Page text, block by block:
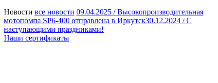
Новости все новости 09.04.2025 /Высокопроизводительная
мотопомпа SP6-400 отправлена в Иркутск30.12.2024 /С
наступающими праздниками!
Наши сертификаты